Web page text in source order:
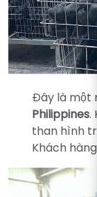
Đây là một
Philippines.
than hình
Khách